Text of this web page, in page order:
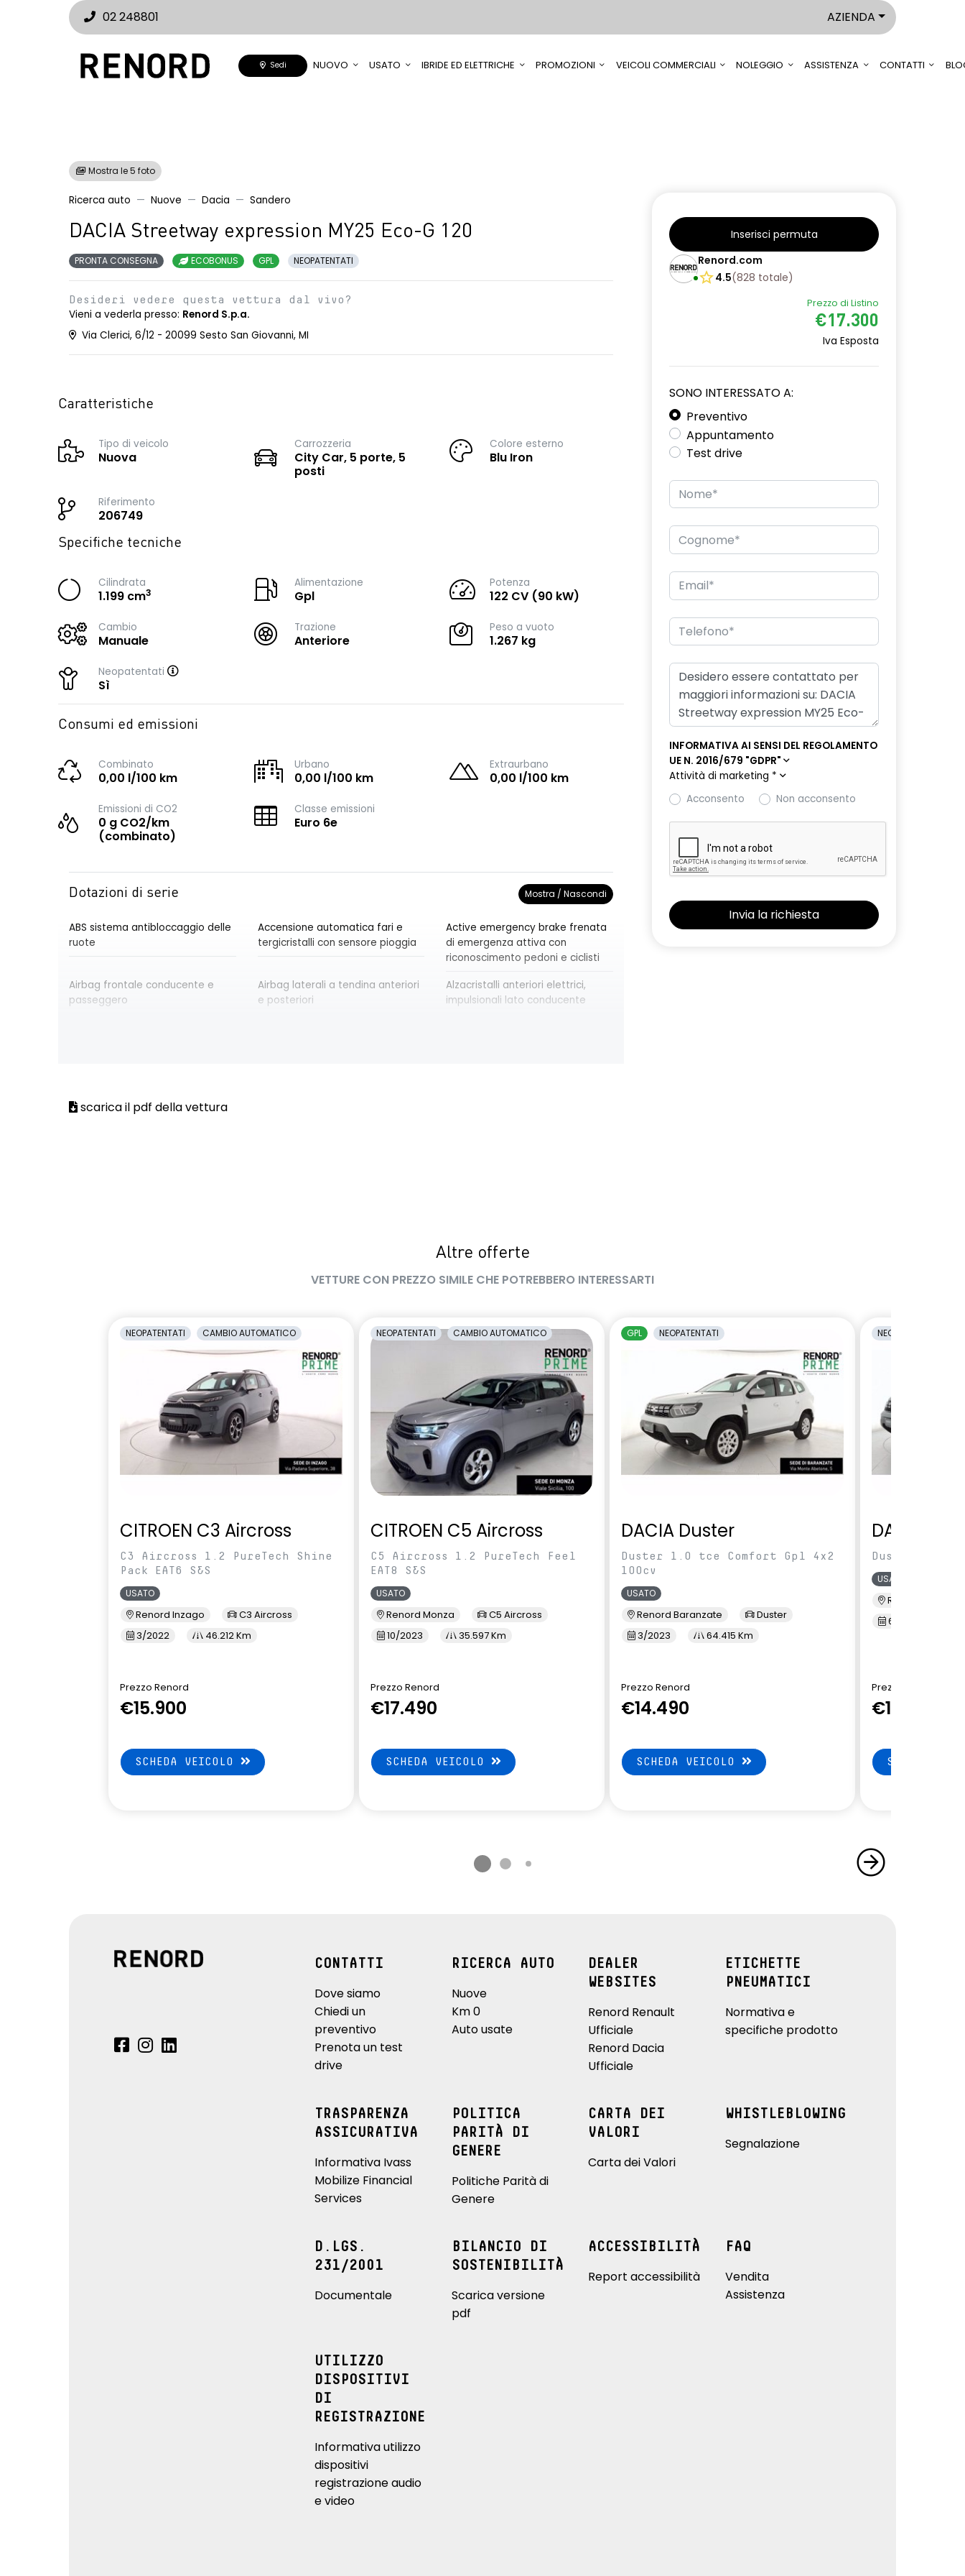
02 248801 AZIENDA
Sedi NUOVO USATO IBRIDE ED ELETTRICHE PROMOZIONI VEICOLI COMMERCIALI NOLEGGIO ASSISTENZA CONTATTI
Mostra le 5 foto
Ricerca auto Nuove Dacia Sandero
DACIA Streetway expression MY25 Eco-G 120
PRONTA CONSEGNA ECOBONUS GPL NEOPATENTATI
Desideri vedere questa vettura dal vivo?
Vieni a vederla presso: Renord S.p.a.
Via Clerici, 6/12 - 20099 Sesto San Giovanni, MI
Caratteristiche
Tipo di veicolo
Nuova
Carrozzeria
City Car, 5 porte, 5
posti
Colore esterno
Blu Iron
Riferimento
206749
Specifiche tecniche
Cilindrata
1.199 cm3
Alimentazione
Gpl
Potenza
122 CV (90 kW)
Cambio
Manuale
Trazione
Anteriore
Peso a vuoto
1.267 kg
Neopatentati
Sì
Consumi ed emissioni
Combinato
0,00 l/100 km
Urbano
0,00 l/100 km
Extraurbano
0,00 l/100 km
Emissioni di CO2
0 g CO2/km
(combinato)
Classe emissioni
Euro 6e
Dotazioni di serie Mostra / Nascondi
ABS sistema antibloccaggio delle
ruote
Accensione automatica fari e
tergicristalli con sensore pioggia
Active emergency brake frenata
di emergenza attiva con
riconoscimento pedoni e ciclisti
Airbag frontale conducente e
passeggero
Airbag laterali a tendina anteriori
e posteriori
Alzacristalli anteriori elettrici,
impulsionali lato conducente
Panchetta ribaltabile frazionabile
Retrovisore interno con
Retrovisori esterni in tinta
carrozzeria
Retrovisori laterali regolabili
elettricamente
Sedile conducente regolabile in
altezza
Selleria in tessuto blu e nero
Sensori di parcheggio posteriori
Sistema di controllo della
pressione pneumatici indiretto
Sistema di rilevamento stato di
vigilanza del conducente
Volante in pelle TEP
Volante regolabile in altezza e
profondità
Voltante multifunzione
scarica il pdf della vettura
Inserisci permuta
Renord.com
4.5(828 totale)
Prezzo di Listino
€17.300
Iva Esposta
SONO INTERESSATO A:
Preventivo
Appuntamento
Test drive
INFORMATIVA AI SENSI DEL REGOLAMENTO
UE N. 2016/679 "GDPR"
Attività di marketing *
Acconsento
Non acconsento
Altre offerte
VETTURE CON PREZZO SIMILE CHE POTREBBERO INTERESSARTI
NEOPATENTATI CAMBIO AUTOMATICO
CITROEN C3 Aircross
C3 Aircross 1.2 PureTech Shine
Pack EAT6 S&S
USATO
Renord Inzago
C3 Aircross
3/2022
46.212 Km
Prezzo Renord
€15.900
SCHEDA VEICOLO
NEOPATENTATI CAMBIO AUTOMATICO
CITROEN C5 Aircross
C5 Aircross 1.2 PureTech Feel
EAT8 S&S
USATO
Renord Monza
C5 Aircross
10/2023
35.597 Km
Prezzo Renord
€17.490
SCHEDA VEICOLO
GPL NEOPATENTATI
DACIA Duster
Duster 1.0 tce Comfort Gpl 4x2
100cv
USATO
Renord Baranzate
Duster
3/2023
64.415 Km
Prezzo Renord
€14.490
SCHEDA VEICOLO
NEOPATENTATI
DACIA
Duster 1.0
USATO
Renord
6/2023
Prezzo Renord
€14.490
SCHEDA
CONTATTI
Dove siamo
Chiedi un
preventivo
Prenota un test
drive
RICERCA AUTO
Nuove
Km 0
Auto usate
DEALER
WEBSITES
Renord Renault
Ufficiale
Renord Dacia
Ufficiale
ETICHETTE
PNEUMATICI
Normativa e
specifiche prodotto
TRASPARENZA
ASSICURATIVA
Informativa Ivass
Mobilize Financial
Services
POLITICA
PARITÀ DI
GENERE
Politiche Parità di
Genere
CARTA DEI
VALORI
Carta dei Valori
WHISTLEBLOWING
Segnalazione
D.LGS.
231/2001
Documentale
BILANCIO DI
SOSTENIBILITÀ
Scarica versione
pdf
ACCESSIBILITÀ
Report accessibilità
FAQ
Vendita
Assistenza
UTILIZZO
DISPOSITIVI
DI
REGISTRAZIONE
Informativa utilizzo
dispositivi
registrazione audio
e video